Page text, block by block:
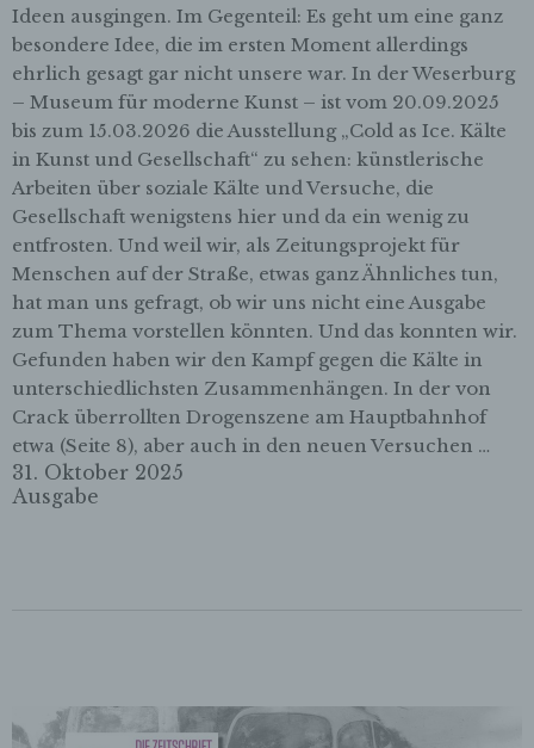
Ideen ausgingen. Im Gegenteil: Es geht um eine ganz
besondere Idee, die im ersten Moment allerdings
ehrlich gesagt gar nicht unsere war. In der Weserburg
– Museum für moderne Kunst – ist vom 20.09.2025
bis zum 15.03.2026 die Ausstellung „Cold as Ice. Kälte
in Kunst und Gesellschaft“ zu sehen: künstlerische
Arbeiten über soziale Kälte und Versuche, die
Gesellschaft wenigstens hier und da ein wenig zu
entfrosten. Und weil wir, als Zeitungsprojekt für
Menschen auf der Straße, etwas ganz Ähnliches tun,
hat man uns gefragt, ob wir uns nicht eine Ausgabe
zum Thema vorstellen könnten. Und das konnten wir.
Gefunden haben wir den Kampf gegen die Kälte in
unterschiedlichsten Zusammenhängen. In der von
Crack überrollten Drogenszene am Hauptbahnhof
etwa (Seite 8), aber auch in den neuen Versuchen …
31. Oktober 2025
Ausgabe